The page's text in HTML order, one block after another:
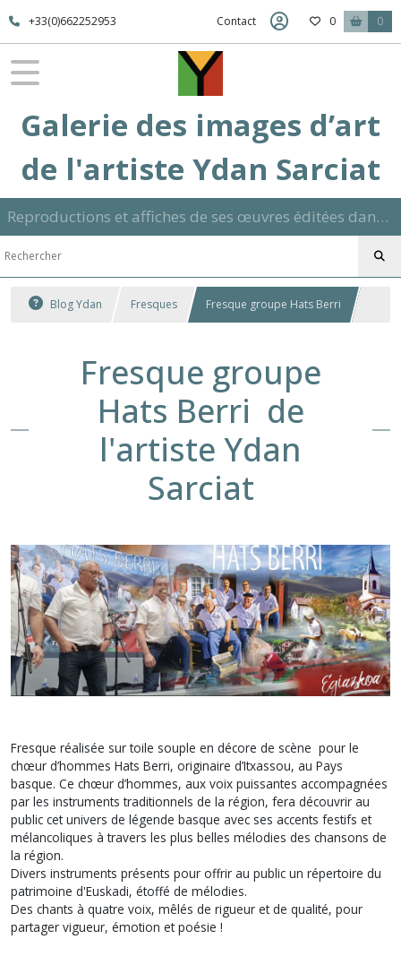
+33(0)662252953 Contact 0 0
Galerie des images d’art
de l'artiste Ydan Sarciat
Reproductions et affiches de ses œuvres éditées dans son atelier sur papier ou toile dans différents formats et signées manuscrite
Blog Ydan Fresques Fresque groupe Hats Berri
Fresque groupe
Hats Berri de
l'artiste Ydan
Sarciat
Fresque réalisée sur toile souple en décore de scène pour le
chœur d’hommes Hats Berri, originaire d’Itxassou, au Pays
basque. Ce chœur d’hommes, aux voix puissantes accompagnées
par les instruments traditionnels de la région, fera découvrir au
public cet univers de légende basque avec ses accents festifs et
mélancoliques à travers les plus belles mélodies des chansons de
la région.
Divers instruments présents pour offrir au public un répertoire du
patrimoine d'Euskadi, étoffé de mélodies.
Des chants à quatre voix, mêlés de rigueur et de qualité, pour
partager vigueur, émotion et poésie !